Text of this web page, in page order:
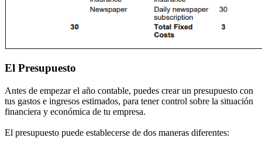
El Presupuesto
Antes de empezar el año contable, puedes crear un presupuesto con
tus gastos e ingresos estimados, para tener control sobre la situación
financiera y económica de tu empresa.
El presupuesto puede establecerse de dos maneras diferentes: